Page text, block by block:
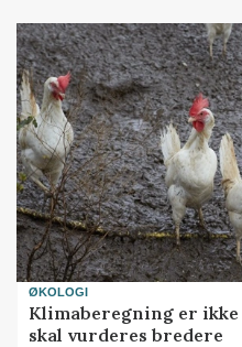
ØKOLOGI
Klimaberegning er
skal vurderes bredere